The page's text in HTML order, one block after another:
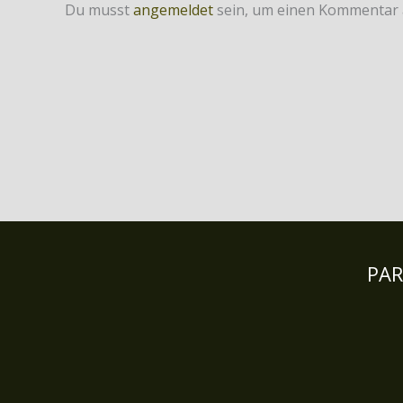
Du musstangemeldet sein, um einen Kommentar